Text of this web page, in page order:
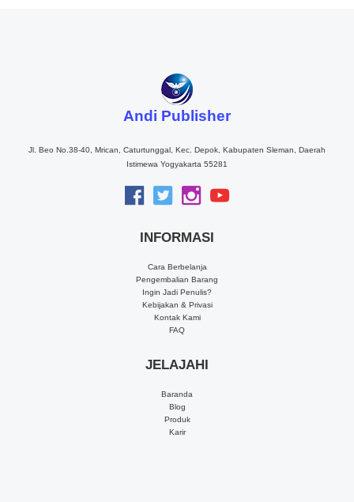
Andi Publisher
Jl. Beo No.38-40, Mrican, Caturtunggal, Kec. Depok, Kabupaten Sleman, Daerah
Istimewa Yogyakarta 55281
INFORMASI
Cara Berbelanja
Pengembalian Barang
Ingin Jadi Penulis?
Kebijakan & Privasi
Kontak Kami
FAQ
JELAJAHI
Baranda
Blog
Produk
Karir